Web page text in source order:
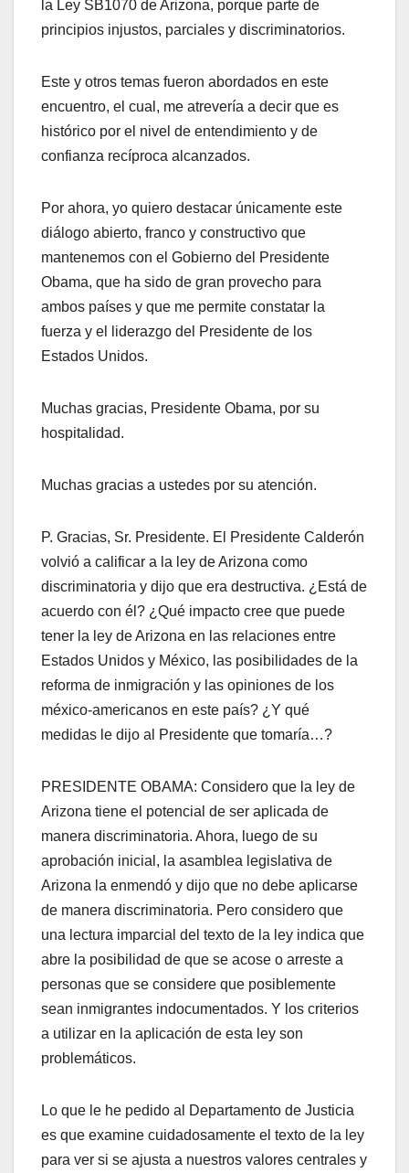
la Ley SB1070 de Arizona, porque parte de
principios injustos, parciales y discriminatorios.
Este y otros temas fueron abordados en este
encuentro, el cual, me atrevería a decir que es
histórico por el nivel de entendimiento y de
confianza recíproca alcanzados.
Por ahora, yo quiero destacar únicamente este
diálogo abierto, franco y constructivo que
mantenemos con el Gobierno del Presidente
Obama, que ha sido de gran provecho para
ambos países y que me permite constatar la
fuerza y el liderazgo del Presidente de los
Estados Unidos.
Muchas gracias, Presidente Obama, por su
hospitalidad.
Muchas gracias a ustedes por su atención.
P. Gracias, Sr. Presidente. El Presidente Calderón
volvió a calificar a la ley de Arizona como
discriminatoria y dijo que era destructiva. ¿Está de
acuerdo con él? ¿Qué impacto cree que puede
tener la ley de Arizona en las relaciones entre
Estados Unidos y México, las posibilidades de la
reforma de inmigración y las opiniones de los
méxico-americanos en este país? ¿Y qué
medidas le dijo al Presidente que tomaría…?
PRESIDENTE OBAMA: Considero que la ley de
Arizona tiene el potencial de ser aplicada de
manera discriminatoria. Ahora, luego de su
aprobación inicial, la asamblea legislativa de
Arizona la enmendó y dijo que no debe aplicarse
de manera discriminatoria. Pero considero que
una lectura imparcial del texto de la ley indica que
abre la posibilidad de que se acose o arreste a
personas que se considere que posiblemente
sean inmigrantes indocumentados. Y los criterios
a utilizar en la aplicación de esta ley son
problemáticos.
Lo que le he pedido al Departamento de Justicia
es que examine cuidadosamente el texto de la ley
para ver si se ajusta a nuestros valores centrales y